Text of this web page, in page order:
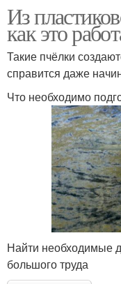
Из
как это
Такие пчёлки
справится даже
Что необходимо
Найти необходимые
большого труда